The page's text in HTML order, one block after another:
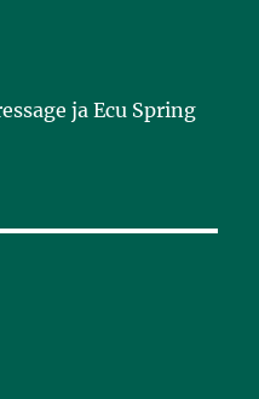
ja Ecu Spring